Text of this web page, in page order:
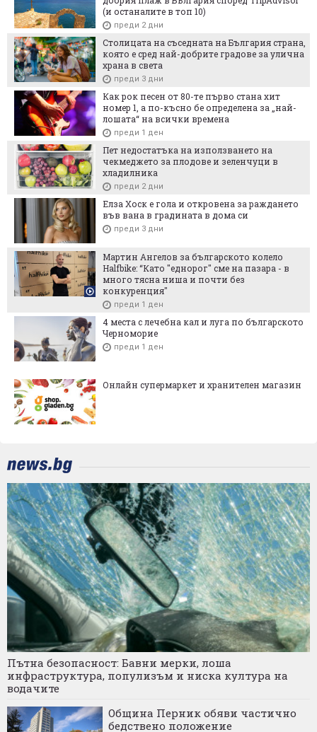
(и останалите в топ 10)
преди 2 дни
Столицата на съседната на България страна,
която е сред най-добрите градове за улична
храна в света
преди 3 дни
Как рок песен от 80-те първо стана хит
номер 1, а по-късно бе определена за „най-
лошата“ на всички времена
преди 1 ден
Пет недостатъка на използването на
чекмеджето за плодове и зеленчуци в
хладилника
преди 2 дни
Елза Хоск е гола и откровена за раждането
във вана в градината в дома си
преди 3 дни
Мартин Ангелов за българското колело
Halfbike: “Като "еднорог" сме на пазара - в
много тясна ниша и почти без
конкуренция"
преди 1 ден
4 места с лечебна кал и луга по българското
Черноморие
преди 1 ден
Онлайн супермаркет и хранителен магазин
Пътна безопасност: Бавни мерки, лоша
инфраструктура, популизъм и ниска култура на
водачите
Община Перник обяви частично
бедствено положение